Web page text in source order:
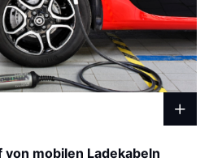
mobilen Ladekabeln